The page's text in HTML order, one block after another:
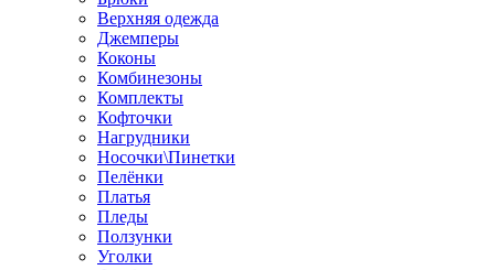
Верхняя одежда
Джемперы
Коконы
Комбинезоны
Комплекты
Кофточки
Нагрудники
Носочки\Пинетки
Пелёнки
Платья
Пледы
Ползунки
Уголки